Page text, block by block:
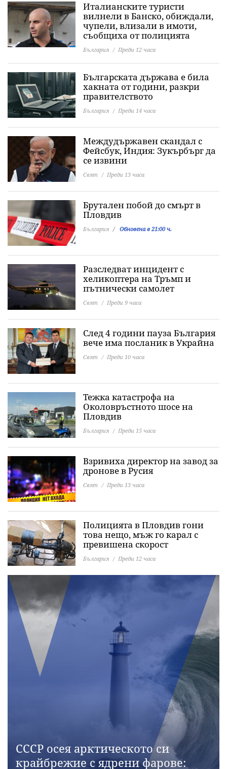
Италианските туристи
вилнели в Банско, обиждали,
чупели, влизали в имоти,
съобщиха от полицията
България Преди 12 часа
Българската държава е била
хакната от години, разкри
правителството
България Преди 14 часа
Междудържавен скандал с
Фейсбук, Индия: Зукърбърг да
се извини
Свят Преди 13 часа
Брутален побой до смърт в
Пловдив
България Обновена в 21:00 ч.
Разследват инцидент с
хеликоптера на Тръмп и
пътнически самолет
Свят Преди 9 часа
След 4 години пауза България
вече има посланик в Украйна
Свят Преди 10 часа
Тежка катастрофа на
Околовръстното шосе на
Пловдив
България Преди 15 часа
Взривиха директор на завод за
дронове в Русия
Свят Преди 13 часа
Полицията в Пловдив гони
това нещо, мъж го карал с
превишена скорост
България Преди 12 часа
СССР осея арктическото си
крайбрежие с ядрени фарове: